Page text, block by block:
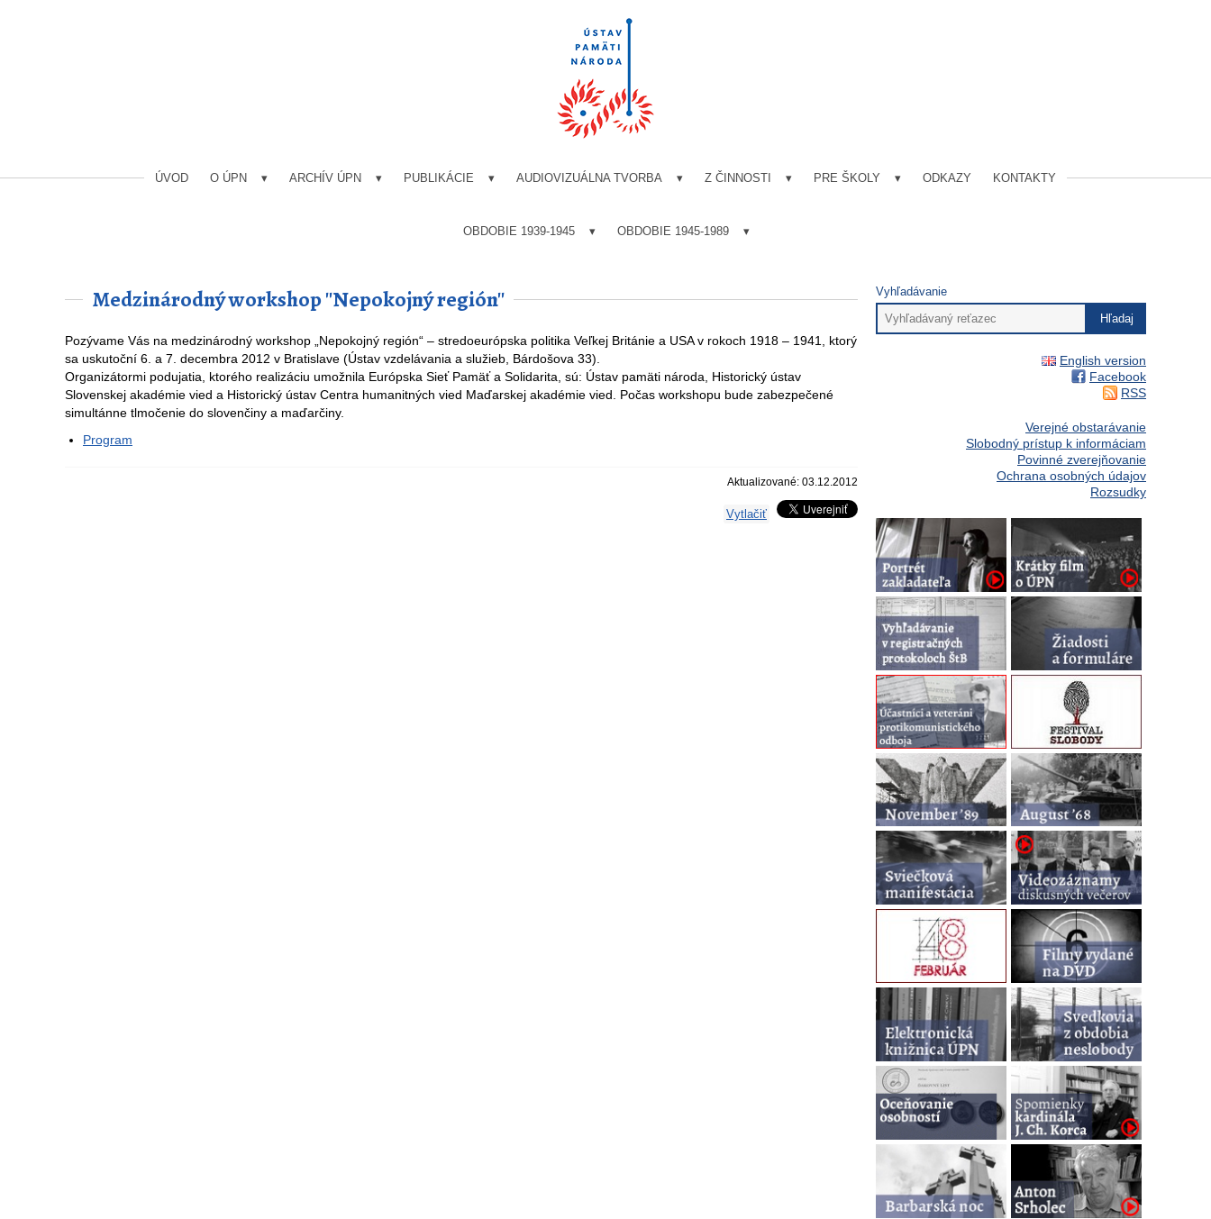
ÚVOD O ÚPN ARCHÍV ÚPN PUBLIKÁCIE AUDIOVIZUÁLNA TVORBA Z ČINNOSTI PRE ŠKOLY ODKAZY KONTAKTY
OBDOBIE 1939-1945 OBDOBIE 1945-1989
Medzinárodný workshop ''Nepokojný región''
Pozývame Vás na medzinárodný workshop „Nepokojný región“ – stredoeurópska politika Veľkej Británie a USA v rokoch 1918 – 1941, ktorý
sa uskutoční 6. a 7. decembra 2012 v Bratislave (Ústav vzdelávania a služieb, Bárdošova 33).
Organizátormi podujatia, ktorého realizáciu umožnila Európska Sieť Pamäť a Solidarita, sú: Ústav pamäti národa, Historický ústav
Slovenskej akadémie vied a Historický ústav Centra humanitných vied Maďarskej akadémie vied. Počas workshopu bude zabezpečené
simultánne tlmočenie do slovenčiny a maďarčiny.
Program
Aktualizované: 03.12.2012
Vytlačiť
Vyhľadávanie
English version
Facebook
RSS
Verejné obstarávanie
Slobodný prístup k informáciam
Povinné zverejňovanie
Ochrana osobných údajov
Rozsudky